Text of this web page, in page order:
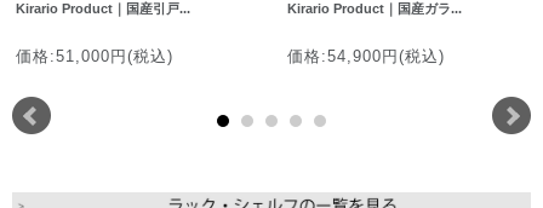
Kirario Product｜国産引戸...
価格:51,000円(税込)
Kirario Product｜国産ガラ...
価格:54,900円(税込)